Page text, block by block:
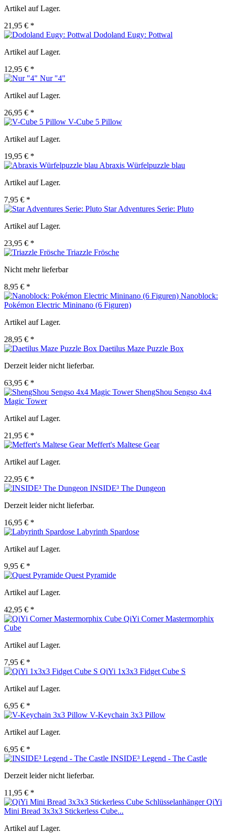
Artikel auf Lager.
21,95 € *
Dodoland Eugy: Pottwal
Artikel auf Lager.
12,95 € *
Nur "4"
Artikel auf Lager.
26,95 € *
V-Cube 5 Pillow
Artikel auf Lager.
19,95 € *
Abraxis Würfelpuzzle blau
Artikel auf Lager.
7,95 € *
Star Adventures Serie: Pluto
Artikel auf Lager.
23,95 € *
Triazzle Frösche
Nicht mehr lieferbar
8,95 € *
Nanoblock:
Pokémon Electric Mininano (6 Figuren)
Artikel auf Lager.
28,95 € *
Daetilus Maze Puzzle Box
Derzeit leider nicht lieferbar.
63,95 € *
ShengShou Sengso 4x4
Magic Tower
Artikel auf Lager.
21,95 € *
Meffert's Maltese Gear
Artikel auf Lager.
22,95 € *
INSIDE³ The Dungeon
Derzeit leider nicht lieferbar.
16,95 € *
Labyrinth Spardose
Artikel auf Lager.
9,95 € *
Quest Pyramide
Artikel auf Lager.
42,95 € *
QiYi Corner Mastermorphix
Cube
Artikel auf Lager.
7,95 € *
QiYi 1x3x3 Fidget Cube S
Artikel auf Lager.
6,95 € *
V-Keychain 3x3 Pillow
Artikel auf Lager.
6,95 € *
INSIDE³ Legend - The Castle
Derzeit leider nicht lieferbar.
11,95 € *
QiYi
Mini Bread 3x3x3 Stickerless Cube...
Artikel auf Lager.